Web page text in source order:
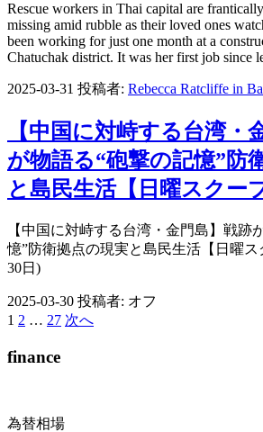
Rescue workers in Thai capital are
missing amid rubble as their loved ones
been working for just one month at a
Chatuchak district. It was her first job since
2025-03-31 投稿者: Rebecca Ratcliffe in
【中国に対峙する台湾・
が物語る“砲撃の記憶”防
と島民生活【日曜スクー
【中国に対峙する台湾・金門島】戦跡
憶”防衛拠点の現実と島民生活【日曜ス
30日)
2025-03-30 投稿者: オフ
投
稿
ペ
1 2 … 27 次へ
finance
為替相場